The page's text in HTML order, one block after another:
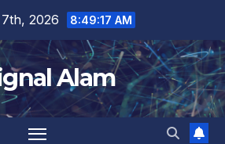
2026 8:49:18 AM
Alam